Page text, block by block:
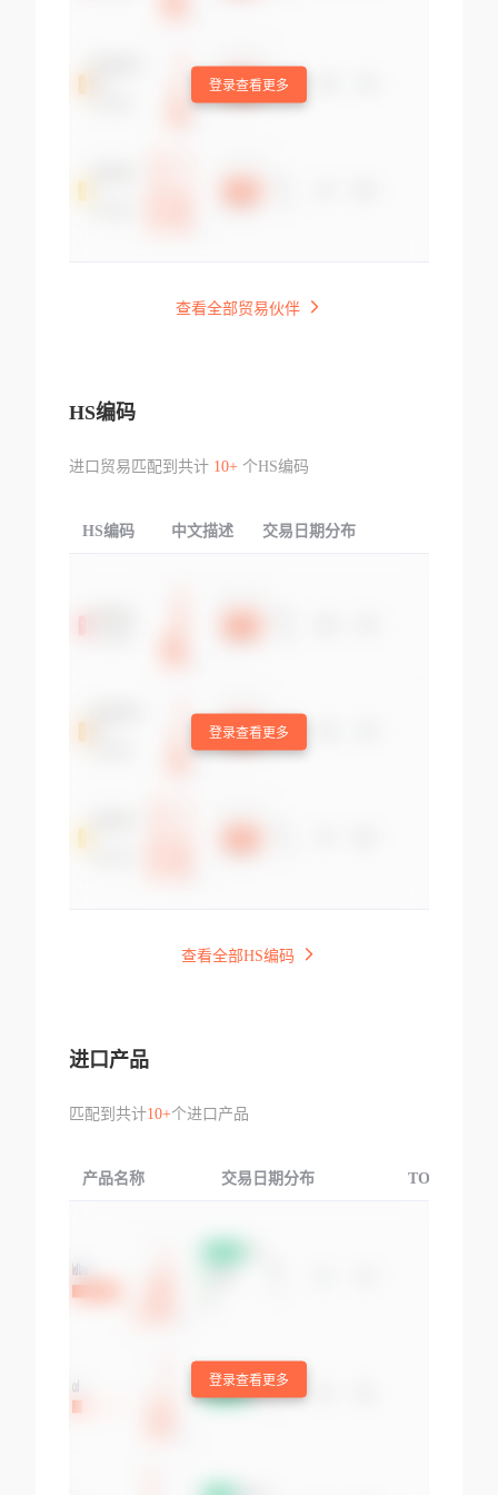
登录查看更多
查看全部贸易伙伴
HS编码
进口贸易匹配到共计 10+个HS编码
HS编码 中文描述 交易日期分布
登录查看更多
查看全部HS编码
进口产品
匹配到共计10+个进口产品
产品名称 交易日期分布 TOP3交易国
登录查看更多